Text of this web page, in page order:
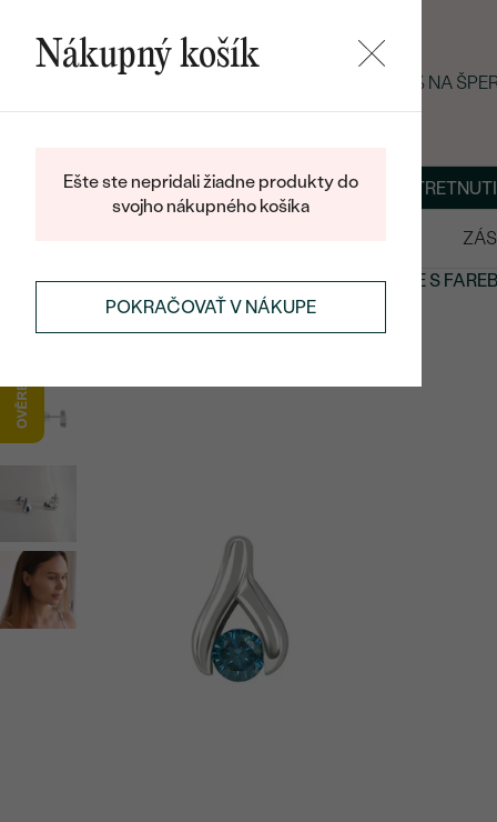
LETNÝ BLACK FRIDAY: −25 % NA
BLOGŠPERKY NA MIERU DOHODNÚŤ
NÁUŠNICENÁUŠNICE S DRAHOKAMAMINÁUŠNICE S
Nákupný košík
Ešte ste nepridali žiadne produkty do
svojho nákupného košíka
POKRAČOVAŤ V NÁKUPE